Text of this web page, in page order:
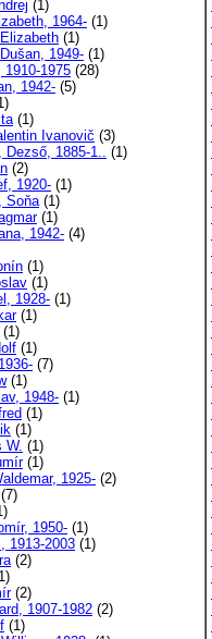
(1)
1964- (1)
(1)
1949- (1)
1910-1975 (28)
1942- (5)
(1)
Ivanovič (3)
Dezső, 1885-1.. (1)
(2)
1920- (1)
Soňa(1)
(1)
1942- (4)
(1)
(1)
1928- (1)
(1)
(1)
(1)
(7)
(1)
1948- (1)
(1)
(1)
W. (1)
(1)
1925- (2)
(7)
1950- (1)
1913-2003 (1)
(2)
(2)
1907-1982 (2)
(1)